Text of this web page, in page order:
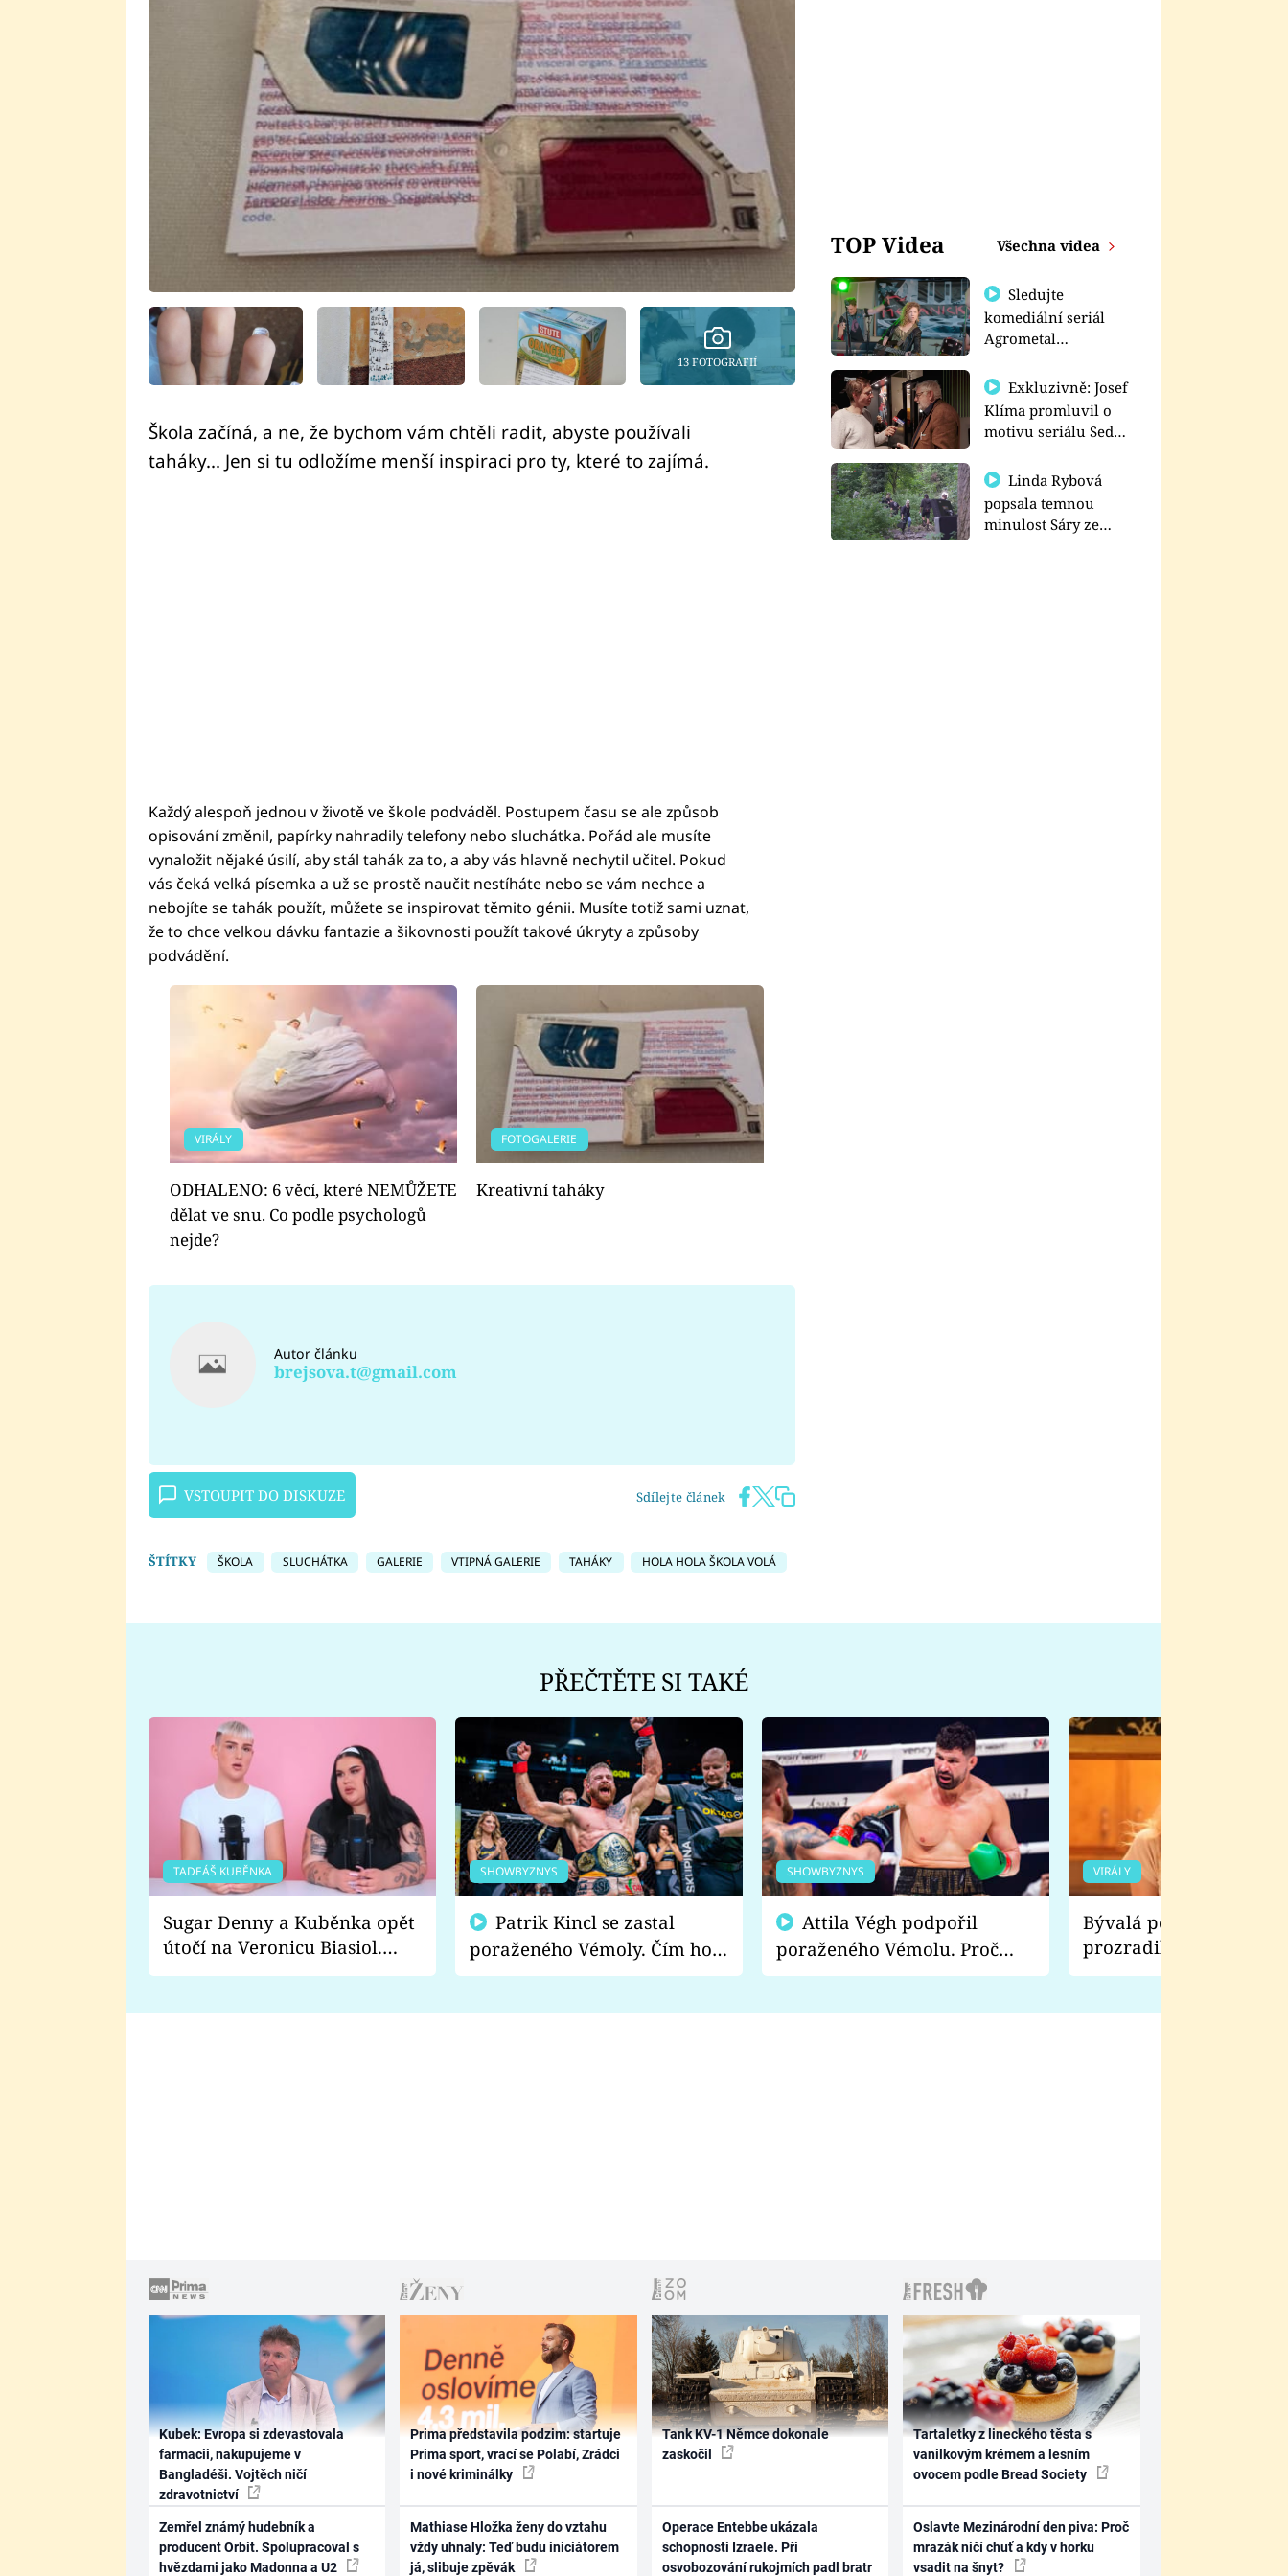
13 FOTOGRAFIÍ
Škola začíná, a ne, že bychom vám chtěli radit, abyste používali
taháky... Jen si tu odložíme menší inspiraci pro ty, které to zajímá.
Každý alespoň jednou v životě ve škole podváděl. Postupem času se ale způsob
opisování změnil, papírky nahradily telefony nebo sluchátka. Pořád ale musíte
vynaložit nějaké úsilí, aby stál tahák za to, a aby vás hlavně nechytil učitel. Pokud
vás čeká velká písemka a už se prostě naučit nestíháte nebo se vám nechce a
nebojíte se tahák použít, můžete se inspirovat těmito génii. Musíte totiž sami uznat,
že to chce velkou dávku fantazie a šikovnosti použít takové úkryty a způsoby
podvádění.
VIRÁLY
ODHALENO: 6 věcí, které NEMŮŽETE
dělat ve snu. Co podle psychologů
nejde?
FOTOGALERIE
Kreativní taháky
Autor článku
brejsova.t@gmail.com
VSTOUPIT DO DISKUZE Sdílejte článek
ŠTÍTKY ŠKOLA SLUCHÁTKA GALERIE VTIPNÁ GALERIE TAHÁKY HOLA HOLA ŠKOLA VOLÁ
TOP Videa Všechna videa
Sledujte
komediální seriál
Agrometal
prima+
Exkluzivně: Josef
Klíma promluvil o
motivu seriálu Sedm
Linda Rybová
popsala temnou
minulost Sáry ze
PŘEČTĚTE SI TAKÉ
TADEÁŠ KUBĚNKA
Sugar Denny a Kuběnka opět
útočí na Veronicu Biasiol.
Proč je podle nich falešná a
SHOWBYZNYS
poraženého Vémoly. Čím ho
fanoušci naštvali?
SHOWBYZNYS
poraženého Vémolu. Proč
chce raději zápasit s ním než
VIRÁLY
Bývalá pornoherečka
prozradila, co ji
natáčení Euforie.
Kubek: Evropa si zdevastovala
farmacii, nakupujeme v
Bangladéši. Vojtěch ničí
zdravotnictví
Zemřel známý hudebník a
producent Orbit. Spolupracoval s
hvězdami jako Madonna a U2
Prima představila podzim: startuje
Prima sport, vrací se Polabí, Zrádci
i nové kriminálky
Mathiase Hložka ženy do vztahu
vždy uhnaly: Teď budu iniciátorem
já, slibuje zpěvák
Tank KV-1 Němce dokonale
zaskočil
Operace Entebbe ukázala
schopnosti Izraele. Při
osvobozování rukojmích padl bratr
Tartaletky z lineckého těsta s
vanilkovým krémem a lesním
ovocem podle Bread Society
Oslavte Mezinárodní den piva: Proč
mrazák ničí chuť a kdy v horku
vsadit na šnyt?